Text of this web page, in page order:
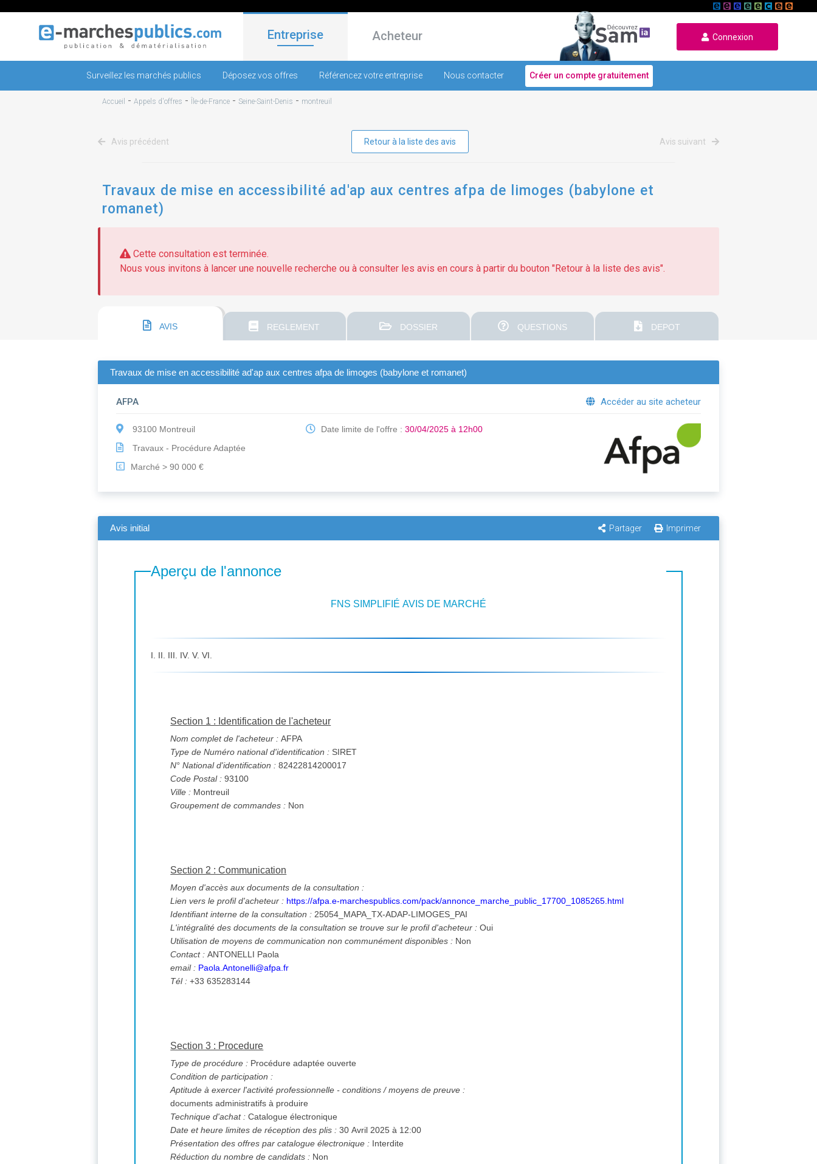
Entreprise Acheteur Connexion
Surveillez les marchés publics Déposez vos offres Référencez votre entreprise Nous contacter Créer un compte gratuitement
Accueil - Appels d'offres - Île-de-France - Seine-Saint-Denis - montreuil
Avis précédent Retour à la liste des avis Avis suivant
Travaux de mise en accessibilité ad'ap aux centres afpa de limoges (babylone et
romanet)
Cette consultation est terminée.
Nous vous invitons à lancer une nouvelle recherche ou à consulter les avis en cours à partir du bouton "Retour à la liste des avis".
AVIS REGLEMENT DOSSIER QUESTIONS DEPOT
Travaux de mise en accessibilité ad'ap aux centres afpa de limoges (babylone et romanet)
AFPA Accéder au site acheteur
93100 Montreuil
Travaux - Procédure Adaptée
€ Marché > 90 000 €
Date limite de l'offre :30/04/2025 à 12h00
Avis initial Partager Imprimer
Aperçu de l'annonce
FNS SIMPLIFIÉ AVIS DE MARCHÉ
I. II. III. IV. V. VI.
Section 1 : Identification de l'acheteur
Nom complet de l'acheteur : AFPA
Type de Numéro national d'identification : SIRET
N° National d'identification : 82422814200017
Code Postal : 93100
Ville : Montreuil
Groupement de commandes : Non
Section 2 : Communication
Moyen d'accès aux documents de la consultation :
Lien vers le profil d'acheteur : https://afpa.e-marchespublics.com/pack/annonce_marche_public_17700_1085265.html
Identifiant interne de la consultation : 25054_MAPA_TX-ADAP-LIMOGES_PAI
L'intégralité des documents de la consultation se trouve sur le profil d'acheteur : Oui
Utilisation de moyens de communication non communément disponibles : Non
Contact : ANTONELLI Paola
email : Paola.Antonelli@afpa.fr
Tél : +33 635283144
Section 3 : Procedure
Type de procédure : Procédure adaptée ouverte
Condition de participation :
Aptitude à exercer l'activité professionnelle - conditions / moyens de preuve :
documents administratifs à produire
Technique d'achat : Catalogue électronique
Date et heure limites de réception des plis : 30 Avril 2025 à 12:00
Présentation des offres par catalogue électronique : Interdite
Réduction du nombre de candidats : Non